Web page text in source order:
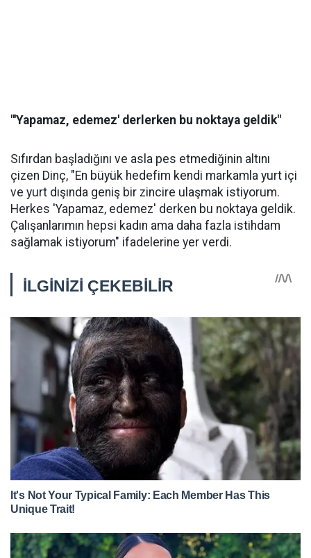
"'Yapamaz, edemez' derlerken bu noktaya geldik"
Sıfırdan başladığını ve asla pes etmediğinin altını
çizen Dinç, "En büyük hedefim kendi markamla yurt içi
ve yurt dışında geniş bir zincire ulaşmak istiyorum.
Herkes 'Yapamaz, edemez' derken bu noktaya geldik.
Çalışanlarımın hepsi kadın ama daha fazla istihdam
sağlamak istiyorum" ifadelerine yer verdi.